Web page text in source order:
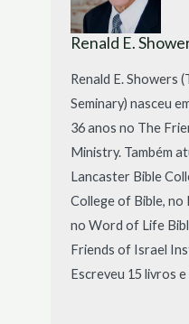
Renald E.
Renald E. Showers
Seminary) nasceu
36 anos no The
Ministry. Também
Lancaster Bible
College of Bible,
no Word of Life
Friends of Israel
Escreveu 15 livros